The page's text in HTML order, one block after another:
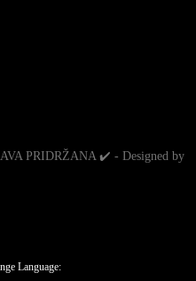
PRIDRŽANA ✔️ - Designed by
Language: